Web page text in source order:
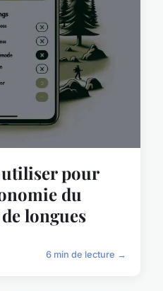
utiliser pour
du
longues
6 min de lecture →